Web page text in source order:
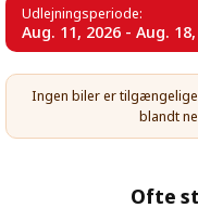
Udlejningsperiode:
Aug. 11, 2026 - Aug.
Ingen biler er
blandt
Ofte